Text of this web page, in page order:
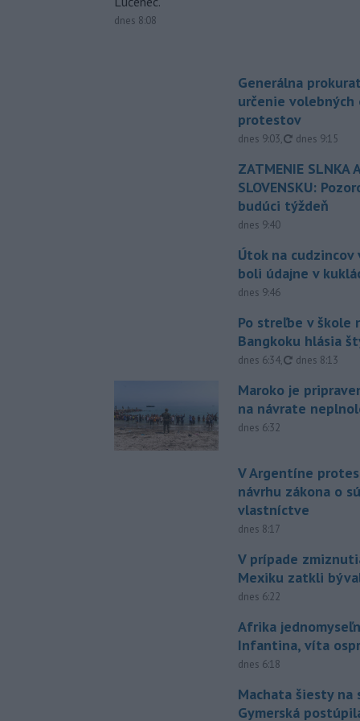
dnes 8:08
Generálna
určenie volebných
protestov
dnes 9:03, aktualizované
dnes 9:15
ZATMENIE SLNKA
SLOVENSKU:
budúci týždeň
dnes 9:40
Útok na
boli údajne v
dnes 9:46
Po streľbe v škole
Bangkoku hlásia
dnes 6:34, aktualizované
dnes 8:13
Maroko je
na návrate
dnes 6:32
V Argentíne
návrhu zákona o
vlastníctve
dnes 8:17
V prípade
Mexiku zatkli
dnes 6:22
Afrika
Infantina, víta
dnes 6:18
Machata šiesty na
Gymerská